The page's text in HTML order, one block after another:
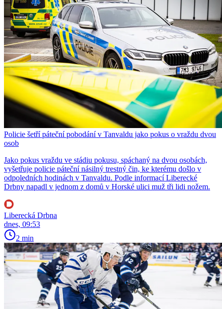
Policie šetří páteční pobodání v Tanvaldu jako pokus o vraždu dvou
osob
Jako pokus vraždu ve stádiu pokusu, spáchaný na dvou osobách,
vyšetřuje policie páteční násilný trestný čin, ke kterému došlo v
odpoledních hodinách v Tanvaldu. Podle informací Liberecké
Drbny napadl v jednom z domů v Horské ulici muž tři lidi nožem.
Liberecká Drbna
dnes, 09:53
2 min